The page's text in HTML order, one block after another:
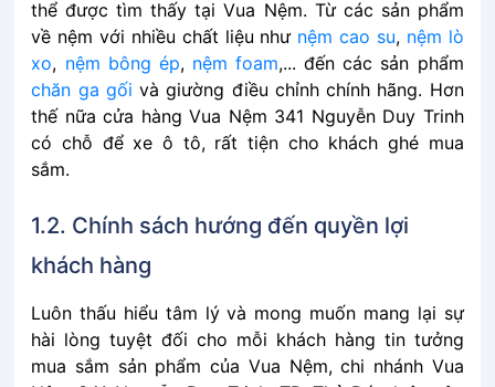
thể được tìm thấy tại Vua Nệm. Từ các sản phẩm
về nệm với nhiều chất liệu như nệm cao su, nệm lò
xo, nệm bông ép, nệm foam,... đến các sản phẩm
chăn ga gối và giường điều chỉnh chính hãng. Hơn
thế nữa cửa hàng Vua Nệm 341 Nguyễn Duy Trinh
có chỗ để xe ô tô, rất tiện cho khách ghé mua
sắm.
1.2. Chính sách hướng đến quyền lợi
khách hàng
Luôn thấu hiểu tâm lý và mong muốn mang lại sự
hài lòng tuyệt đối cho mỗi khách hàng tin tưởng
mua sắm sản phẩm của Vua Nệm, chi nhánh Vua